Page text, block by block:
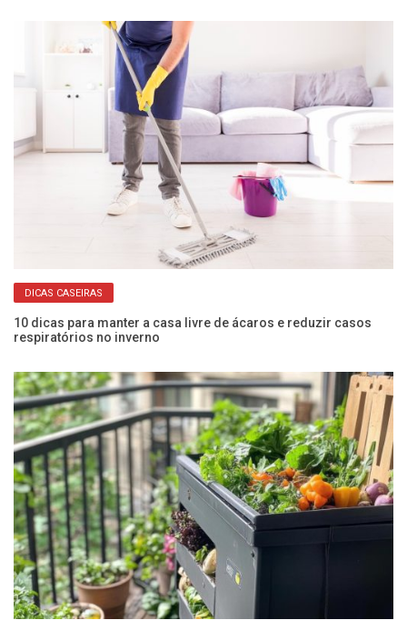
DICAS CASEIRAS
10 dicas para manter a casa livre de ácaros e reduzir casos
respiratórios no inverno